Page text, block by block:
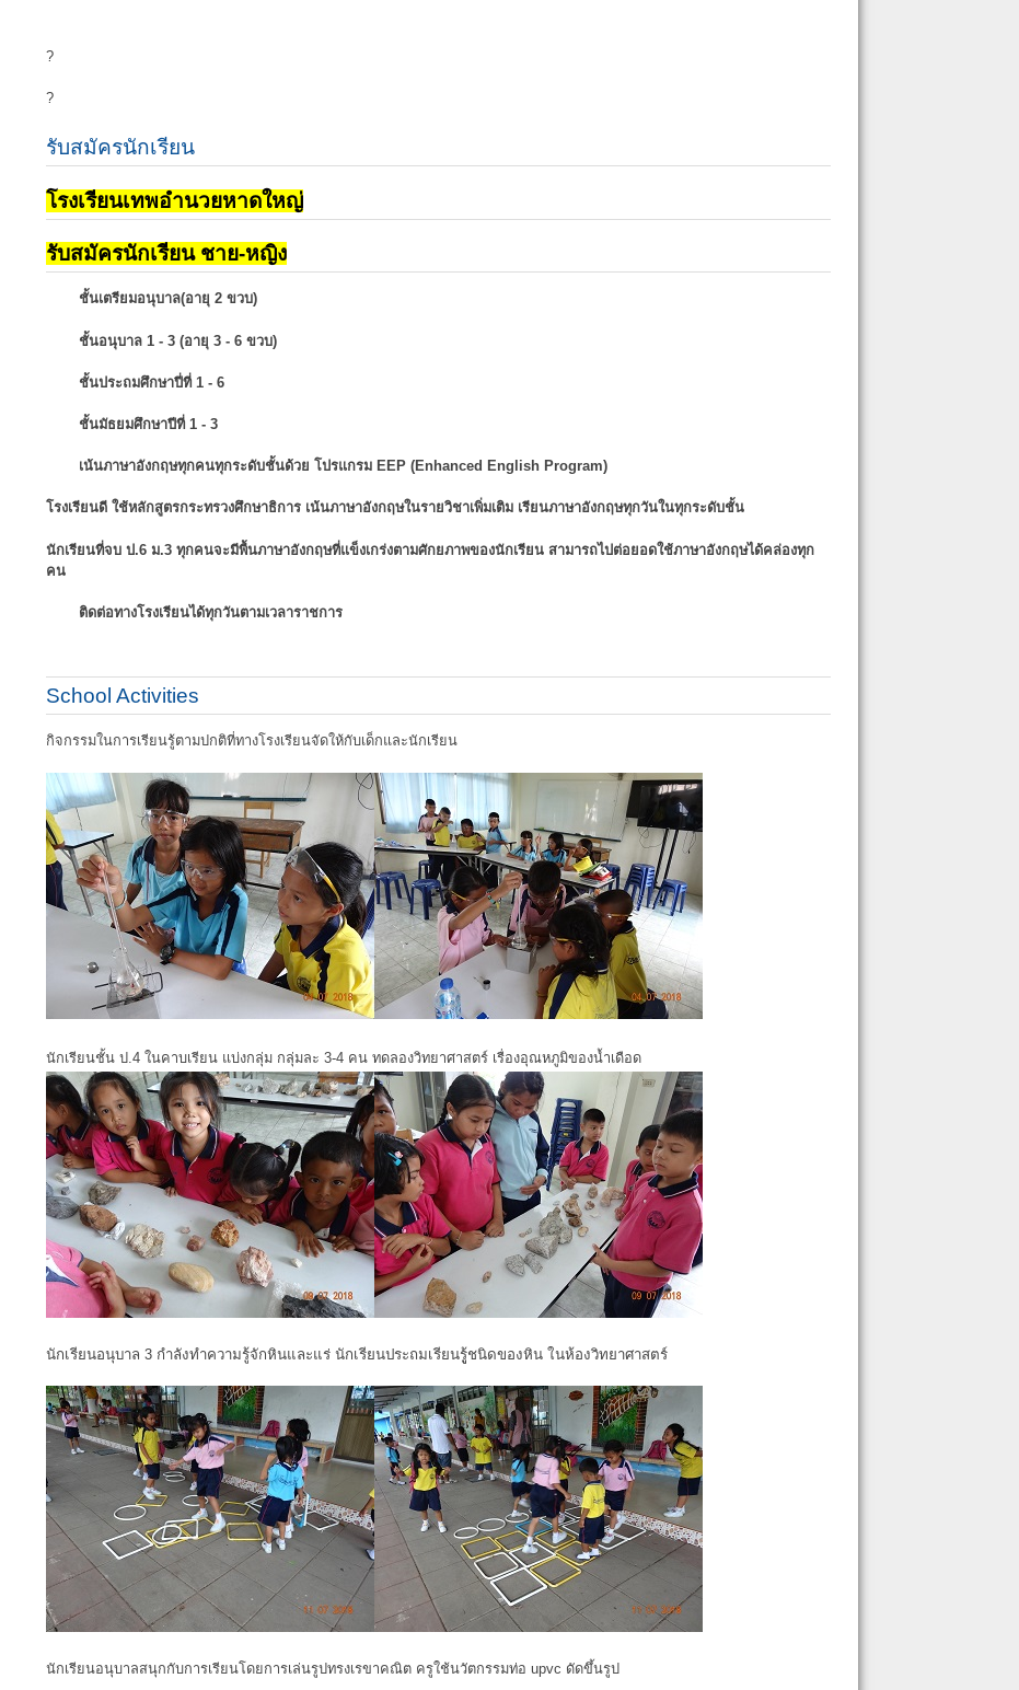
?
?
รับสมัครนักเรียน
โรงเรียนเทพอำนวยหาดใหญ่
รับสมัครนักเรียน ชาย-หญิง
ชั้นเตรียมอนุบาล(อายุ 2 ขวบ)
ชั้นอนุบาล 1 - 3 (อายุ 3 - 6 ขวบ)
ชั้นประถมศึกษาปี่ที่ 1 - 6
ชั้นมัธยมศึกษาปีที่ 1 - 3
เน้นภาษาอังกฤษทุกคนทุกระดับชั้นด้วย โปรแกรม EEP (Enhanced English Program)
โรงเรียนดี ใช้หลักสูตรกระทรวงศึกษาธิการ เน้นภาษาอังกฤษในรายวิชาเพิ่มเติม เรียนภาษาอังกฤษทุกวันในทุกระดับชั้น
นักเรียนที่จบ ป.6 ม.3 ทุกคนจะมีพื้นภาษาอังกฤษที่แข็งเกร่งตามศักยภาพของนักเรียน สามารถไปต่อยอดใช้ภาษาอังกฤษได้คล่องทุก
คน
ติดต่อทางโรงเรียนได้ทุกวันตามเวลาราชการ
School Activities
กิจกรรมในการเรียนรู้ตามปกติที่ทางโรงเรียนจัดให้กับเด็กและนักเรียน
นักเรียนชั้น ป.4 ในคาบเรียน แบ่งกลุ่ม กลุ่มละ 3-4 คน ทดลองวิทยาศาสตร์ เรื่องอุณหภูมิของน้ำเดือด
นักเรียนอนุบาล 3 กำลังทำความรู้จักหินและแร่ นักเรียนประถมเรียนรูู้ชนิดของหิน ในห้องวิทยาศาสตร์
นักเรียนอนุบาลสนุกกับการเรียนโดยการเล่นรูปทรงเรขาคณิต ครูใช้นวัตกรรมท่อ upvc ดัดขึ้นรูป